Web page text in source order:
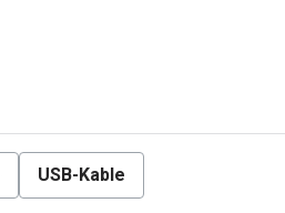
USB-Kable